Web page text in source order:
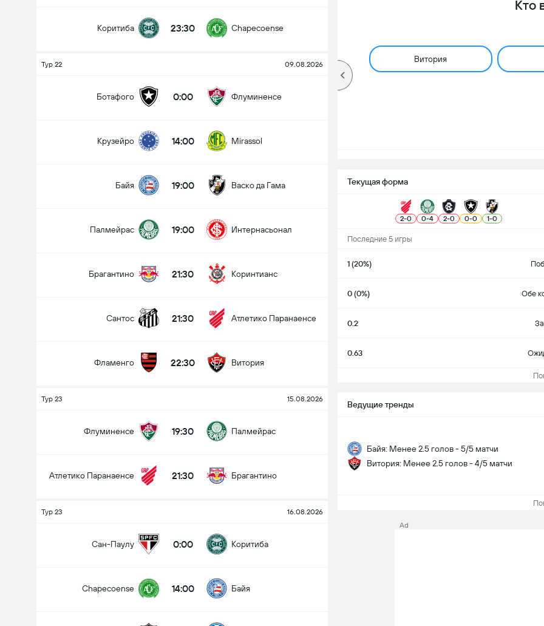
Коритиба 23:30 Chapecoense
Тур 22 09.08.2026
Ботафого 0:00 Флуминенсе
Крузейро 14:00 Mirassol
Байя 19:00 Васко да Гама
Палмейрас 19:00 Интернасьонал
Брагантино 21:30 Коринтианс
Сантос 21:30 Атлетико Паранаенсе
Фламенго 22:30 Витория
Тур 23 15.08.2026
Флуминенсе 19:30 Палмейрас
Атлетико Паранаенсе 21:30 Брагантино
Тур 23 16.08.2026
Сан-Паулу 0:00 Коритиба
Chapecoense 14:00 Байя
Кто
Витория
Текущая форма
2-0 0-4 2-0 0-0 1-0
Последние 5 игры
1 (20%)
0 (0%) Обе
0.2
0.63
Ведущие тренды
Байя: Менее 2.5 голов - 5/5 матчи
Витория: Менее 2.5 голов - 4/5 матчи
Ad